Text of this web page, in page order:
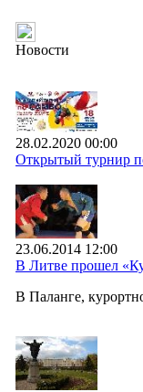
Новости
28.02.2020 00:00
Открытый турнир
23.06.2014 12:00
В Литве прошел
В Паланге,